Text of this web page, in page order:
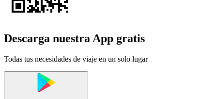
Descarga nuestra App gratis
Todas tus necesidades de viaje en un solo lugar